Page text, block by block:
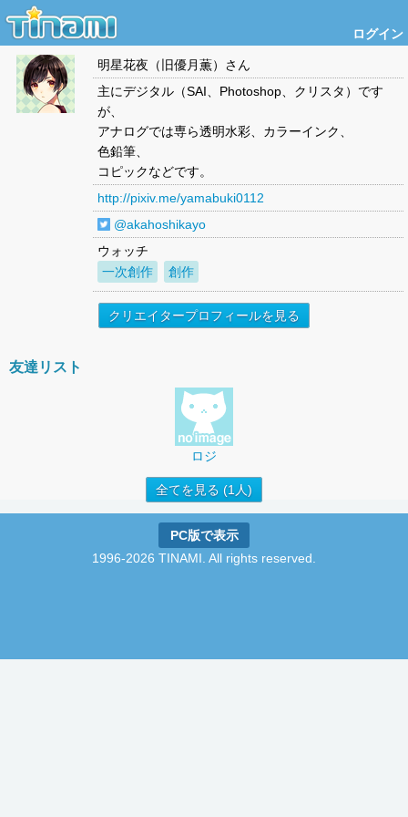
ログイン
明星花夜（旧優月薫） さん
主にデジタル（SAI、Photoshop、クリスタ）です
が、
アナログでは専ら透明水彩、カラーインク、
色鉛筆、
コピックなどです。
http://pixiv.me/yamabuki0112
@akahoshikayo
ウォッチ
一次創作
創作
クリエイタープロフィールを見る
友達リスト
ロジ
全てを見る (1人)
PC版で表示
1996-2026 TINAMI. All rights reserved.